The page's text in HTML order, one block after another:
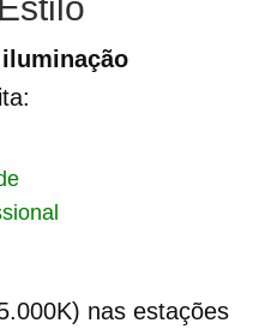
iluminação
nas estações